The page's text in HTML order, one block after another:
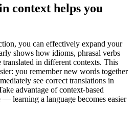
context helps you
you can effectively expand your
shows how idioms, phrasal verbs
in different contexts. This
you remember new words together
see correct translations in
advantage of context-based
learning a language becomes easier